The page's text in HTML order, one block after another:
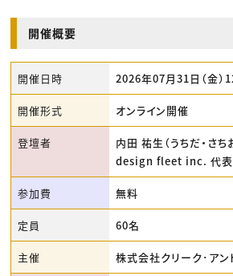
開催概要
開催日時 2026年07月31日（金
開催形式 オンライン開催
登壇者
内田 祐生（うちだ・さち
design fleet inc. 代表
参加費 無料
定員 60名
主催 株式会社クリーク･アン